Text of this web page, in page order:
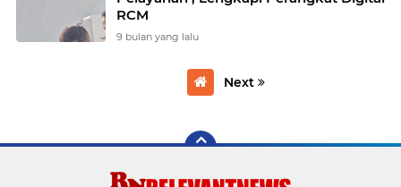
RCM
9 bulan yang lalu
Next